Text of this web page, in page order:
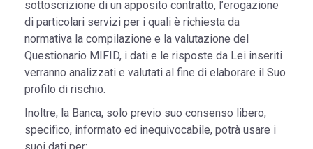
sottoscrizione di un apposito contratto, l’erogazione
di particolari servizi per i quali è richiesta da
normativa la compilazione e la valutazione del
Questionario MIFID, i dati e le risposte da Lei inseriti
verranno analizzati e valutati al fine di elaborare il Suo
profilo di rischio.
Inoltre, la Banca, solo previo suo consenso libero,
specifico, informato ed inequivocabile, potrà usare i